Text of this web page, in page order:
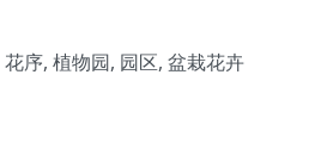
序, 植物园, 园区, 盆栽花卉